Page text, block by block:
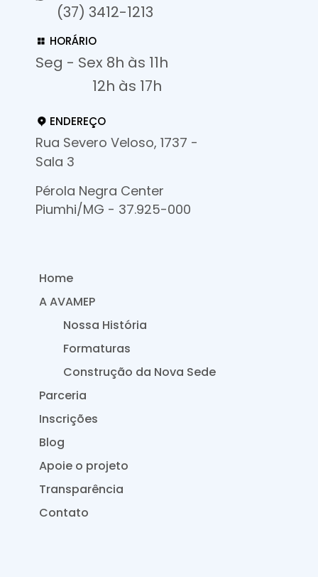
(37) 3412-1213
HORÁRIO
Seg - Sex 8h às 11h
12h às 17h
ENDEREÇO
Rua Severo Veloso, 1737 -
Sala 3
Pérola Negra Center
Piumhi/MG - 37.925-000
Home
A AVAMEP
Nossa História
Formaturas
Construção da Nova Sede
Parceria
Inscrições
Blog
Apoie o projeto
Transparência
Contato